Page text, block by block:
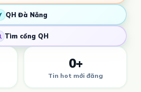
QH Đà Nẵng
Tìm cổng QH
0+
Tin hot mới đăng